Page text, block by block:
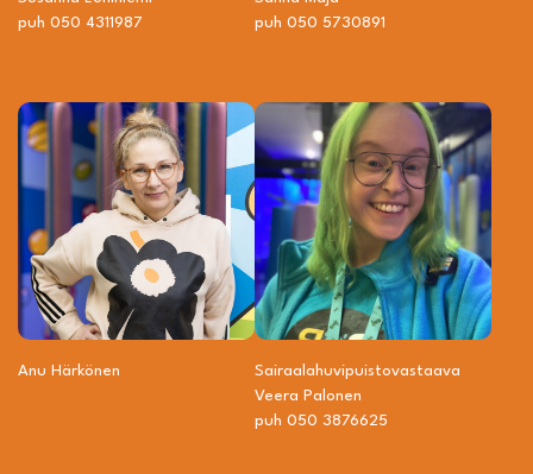
puh 050 4311987
puh 050 5730891
Anu Härkönen
Sairaalahuvipuisto­vastaava
Veera Palonen
puh 050 3876625